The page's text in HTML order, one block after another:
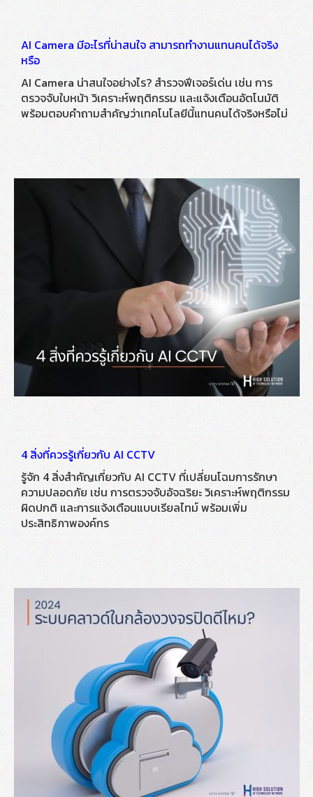
AI Camera มีอะไรที่น่าสนใจ สามารถทำงานแทนคนได้จริง
หรือ
AI Camera น่าสนใจอย่างไร? สำรวจฟีเจอร์เด่น เช่น การ
ตรวจจับใบหน้า วิเคราะห์พฤติกรรม และแจ้งเตือนอัตโนมัติ
พร้อมตอบคำถามสำคัญว่าเทคโนโลยีนี้แทนคนได้จริงหรือไม่
4 สิ่งที่ควรรู้เกี่ยวกับ AI CCTV
รู้จัก 4 สิ่งสำคัญเกี่ยวกับ AI CCTV ที่เปลี่ยนโฉมการรักษา
ความปลอดภัย เช่น การตรวจจับอัจฉริยะ วิเคราะห์พฤติกรรม
ผิดปกติ และการแจ้งเตือนแบบเรียลไทม์ พร้อมเพิ่ม
ประสิทธิภาพองค์กร